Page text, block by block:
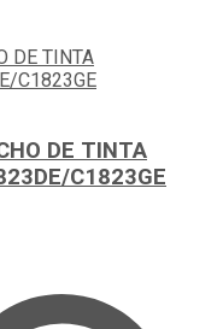
DE TINTA
C1823GE